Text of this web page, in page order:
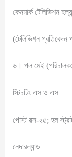
কেনমার্ক টেলিভিশন
(টেলিভিশন প্রতিবেদন
৬। পল মেই
স্টিচটিং এস ও এস
পোস্ট বক্স-২৫; হল
নেদারল্যান্ড